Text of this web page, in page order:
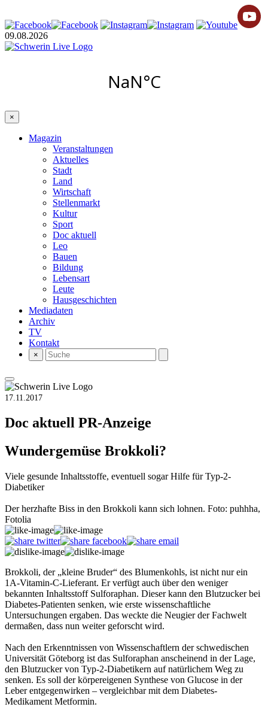
09.08.2026
×
Magazin
Veranstaltungen
Aktuelles
Stadt
Land
Wirtschaft
Stellenmarkt
Kultur
Sport
Doc aktuell
Leo
Bauen
Bildung
Lebensart
Leute
Hausgeschichten
Mediadaten
Archiv
TV
Kontakt
×
17.11.2017
Doc aktuell PR-Anzeige
Wundergemüse Brokkoli?
Viele gesunde Inhaltsstoffe, eventuell sogar Hilfe für Typ-2-
Diabetiker
Der herzhafte Biss in den Brokkoli kann sich lohnen. Foto: puhhha,
Fotolia
Brokkoli, der „kleine Bruder“ des Blumenkohls, ist nicht nur ein
1A-Vitamin-C-Lieferant. Er verfügt auch über den weniger
bekannten Inhaltsstoff Sulforaphan. Dieser kann den Blutzucker bei
Diabetes-Patienten senken, wie erste wissenschaftliche
Untersuchungen ergaben. Das weckte die Neugier der Fachwelt
dermaßen, dass nun weiter geforscht wird.
Nach den Erkenntnissen von Wissenschaftlern der schwedischen
Universität Göteborg ist das Sulforaphan anscheinend in der Lage,
den Blutzucker von Typ-2-Diabetikern auf natürlichem Weg zu
senken. Es soll der körpereigenen Synthese von Glucose in der
Leber entgegenwirken – vergleichbar mit dem Diabetes-
Medikament Metformin.